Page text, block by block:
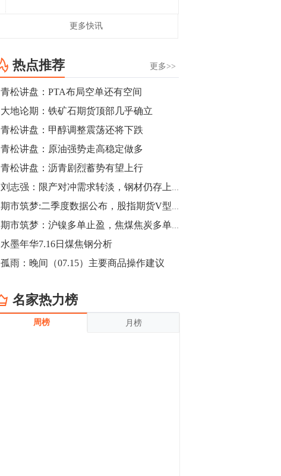
[imgnobrwh] src=...
14:23
跌幅达6%，报689.5元/吨，刷新近两个月
低位。
14:20
方正有色研究团队：高度重视贵金属的阶
段性机会。自年初以来沪金上涨16.93%，
立涨势，白银将开启补涨，且涨幅超过黄
金，金银比有望高位回归。
13:55
豆二期货主力合约涨停，涨幅达3.98%，报
CBOT大豆期货市场上涨，11月期约收高
影响，夜盘连粕高位窄幅震荡，建议短线
操作为主。 ...
13:54
8月5日消息，内外盘贵金属强劲走升，沪
金主力合约涨停，涨幅3.99%，报334.00
更多快讯
更多>>
热点推荐
青松讲盘：PTA布局空单还有空间
大地论期：铁矿石期货顶部几乎确立
青松讲盘：甲醇调整震荡还将下跌
青松讲盘：原油强势走高稳定做多
青松讲盘：沥青剧烈蓄势有望上行
刘志强：限产对冲需求转淡，钢材仍存上涨动力
期市筑梦:二季度数据公布，股指期货V型反转
期市筑梦：沪镍多单止盈，焦煤焦炭多单入场，白银多单持有
水墨年华7.16日煤焦钢分析
孤雨：晚间（07.15）主要商品操作建议
名家热力榜
周榜 月榜